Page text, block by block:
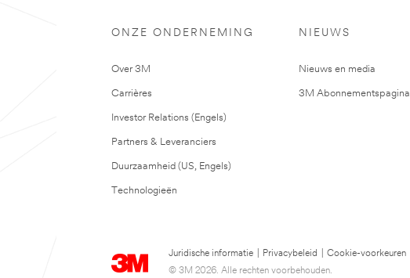
ONZE ONDERNEMING
Over 3M
Carrières
Investor Relations (Engels)
Partners & Leveranciers
Duurzaamheid (US, Engels)
Technologieën
NIEUWS
Nieuws en media
3M Abonnementspagina
Juridische informatie Privacybeleid
Cookie-voorkeuren
© 3M 2026. Alle rechten voorbehouden.